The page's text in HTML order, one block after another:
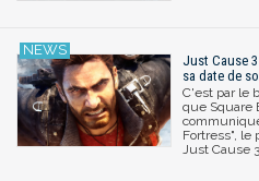
Just Cause
sa date de
C'est par le
que Square
Fortress", le
Just Cause